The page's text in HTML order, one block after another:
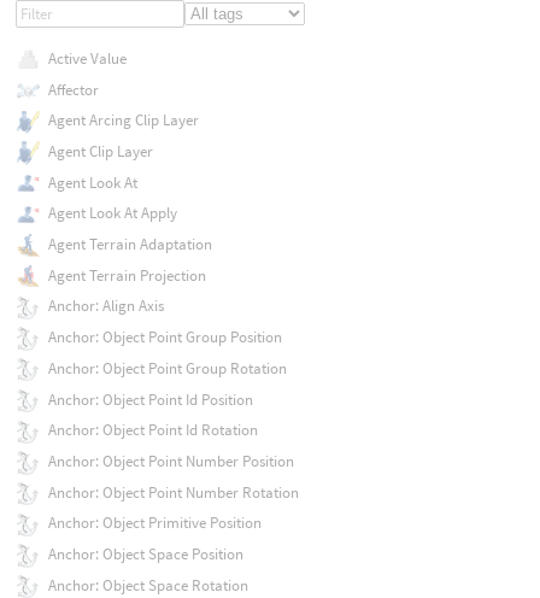
Active Value
Affector
Agent Arcing Clip Layer
Agent Clip Layer
Agent Look At
Agent Look At Apply
Agent Terrain Adaptation
Agent Terrain Projection
Anchor: Align Axis
Anchor: Object Point Group Position
Anchor: Object Point Group Rotation
Anchor: Object Point Id Position
Anchor: Object Point Id Rotation
Anchor: Object Point Number Position
Anchor: Object Point Number Rotation
Anchor: Object Primitive Position
Anchor: Object Space Position
Anchor: Object Space Rotation